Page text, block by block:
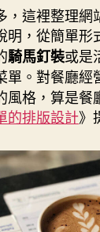
佈
日
期
，這裡整理網
明，從簡單形
騎馬釘裝或是
單。對餐廳經
風格，算是餐
的排版設計》